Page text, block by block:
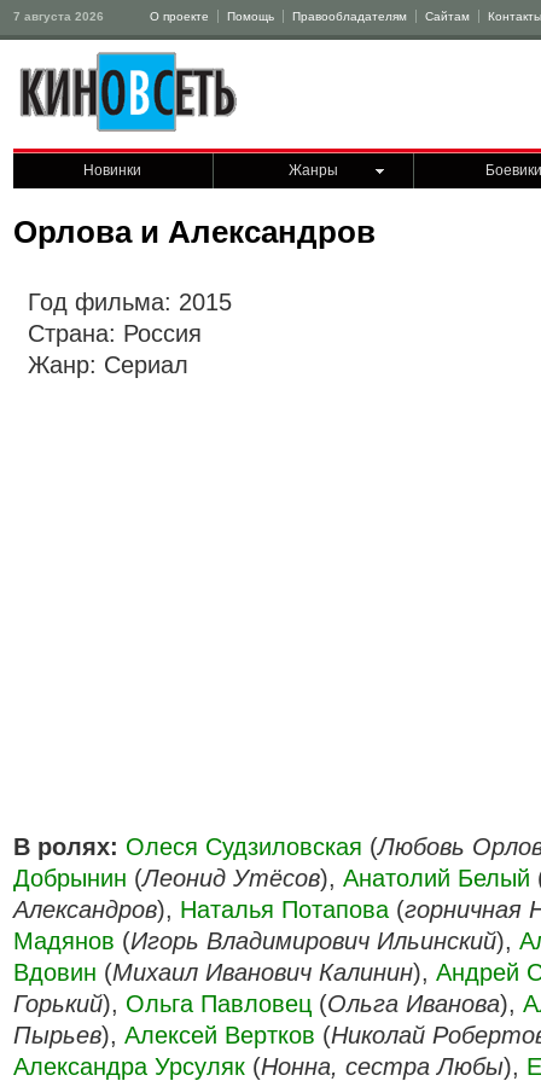
7 августа 2026 О проекте Помощь Правообладателям Сайтам Контакты
Новинки Жанры Боевики
Орлова и Александров
Год фильма: 2015
Страна: Россия
Жанр: Сериал
В ролях: Олеся Судзиловская (Любовь
Добрынин (Леонид Утёсов), Анатолий Белый
Александров), Наталья Потапова (горничная
Мадянов (Игорь Владимирович Ильинский),
Вдовин (Михаил Иванович Калинин), Андрей
Горький), Ольга Павловец (Ольга Иванова),
Пырьев), Алексей Вертков (Николай
Александра Урсуляк (Нонна, сестра Любы),